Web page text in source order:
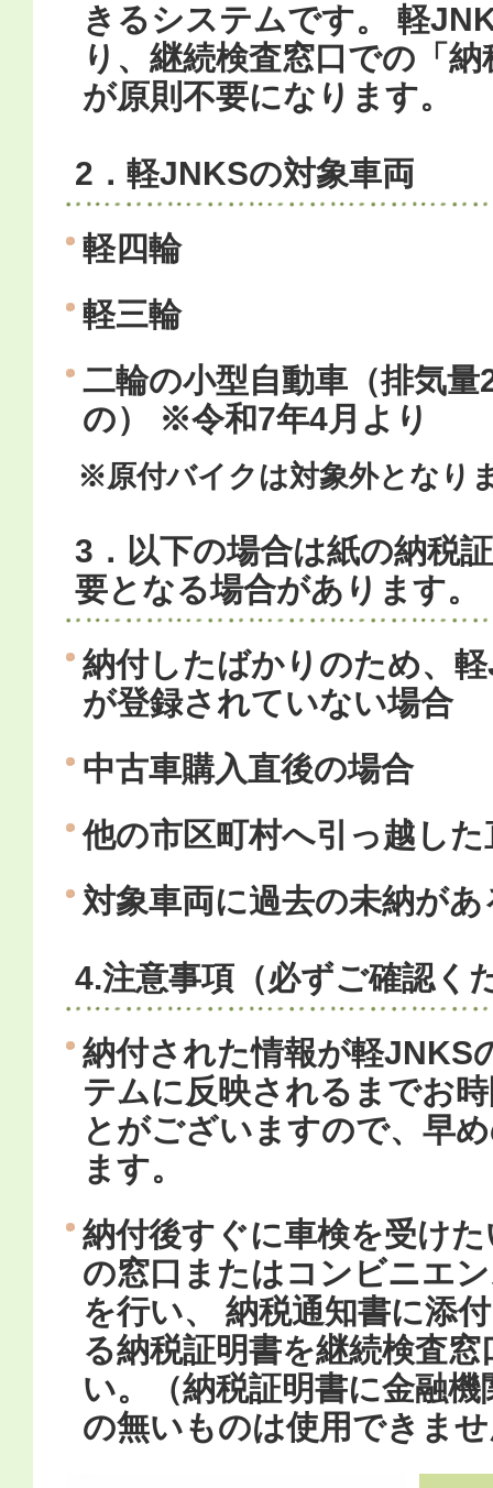
きるシステムです。 軽
り、継続検査窓口での「
が原則不要になります。
2．軽JNKSの対象車両
軽四輪
軽三輪
二輪の小型自動車（排気
の） ※令和7年4月より
※原付バイクは対象外となり
3．以下の場合は紙の納税
要となる場合があります。
納付したばかりのため、
が登録されていない場合
中古車購入直後の場合
他の市区町村へ引っ越し
対象車両に過去の未納が
4.注意事項（必ずご確認く
納付された情報が軽JNKS
テムに反映されるまでお
とがございますので、早
ます。
納付後すぐに車検を受け
の窓口またはコンビニエ
を行い、 納税通知書に添
る納税証明書を継続検査
い。（納税証明書に金融
の無いものは使用できま